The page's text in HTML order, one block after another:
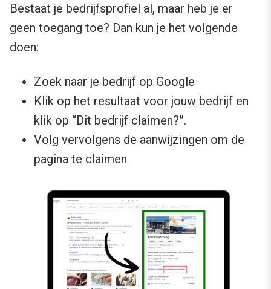
Bestaat je bedrijfsprofiel al, maar heb je er
geen toegang toe? Dan kun je het volgende
doen:
Zoek naar je bedrijf op Google
Klik op het resultaat voor jouw bedrijf en
klik op “Dit bedrijf claimen?”.
Volg vervolgens de aanwijzingen om de
pagina te claimen